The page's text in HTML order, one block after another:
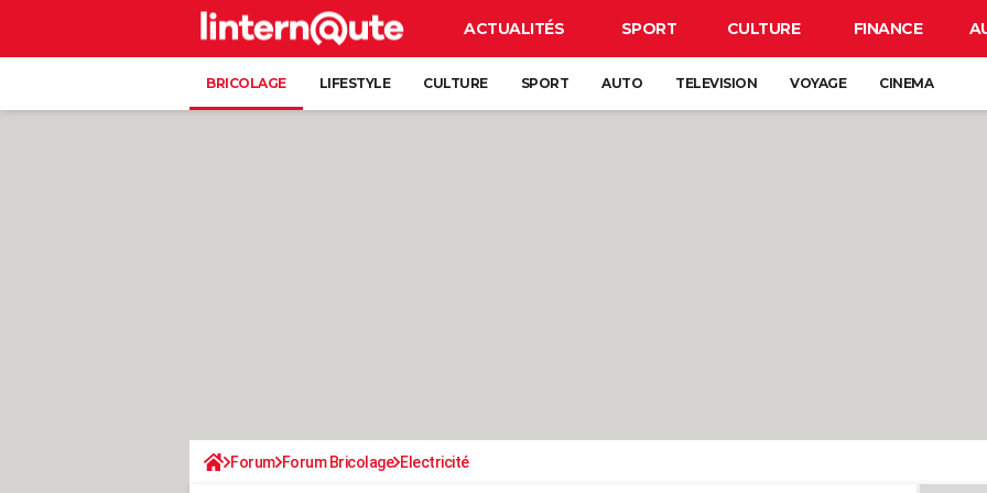
ACTUALITÉS SPORT CULTURE FINANCE
BRICOLAGE LIFESTYLE CULTURE SPORT AUTO TELEVISION VOYAGE CINEMA
Forum Forum Bricolage Electricité